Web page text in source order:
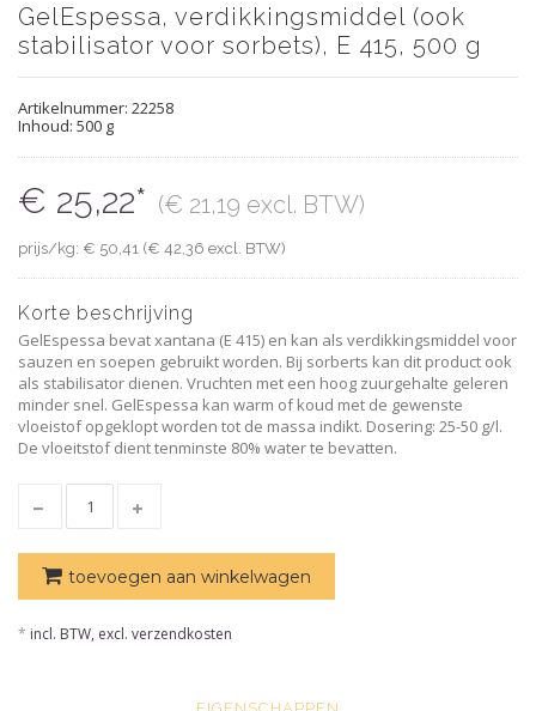
GelEspessa, verdikkingsmiddel (ook
stabilisator voor sorbets), E 415, 500 g
Artikelnummer: 22258
Inhoud: 500 g
€ 25,22* (€ 21,19 excl. BTW)
prijs/kg: € 50,41 (€ 42,36 excl. BTW)
Korte beschrijving
GelEspessa bevat xantana (E 415) en kan als verdikkingsmiddel voor
sauzen en soepen gebruikt worden. Bij sorberts kan dit product ook
als stabilisator dienen. Vruchten met een hoog zuurgehalte geleren
minder snel. GelEspessa kan warm of koud met de gewenste
vloeistof opgeklopt worden tot de massa indikt. Dosering: 25-50 g/l.
De vloeitstof dient tenminste 80% water te bevatten.
toevoegen aan winkelwagen
* incl. BTW, excl. verzendkosten